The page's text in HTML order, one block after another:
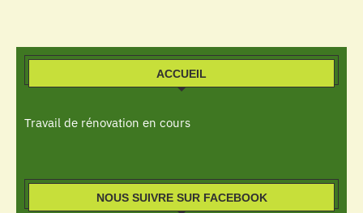
ACCUEIL
Travail de rénovation en cours
NOUS SUIVRE SUR FACEBOOK